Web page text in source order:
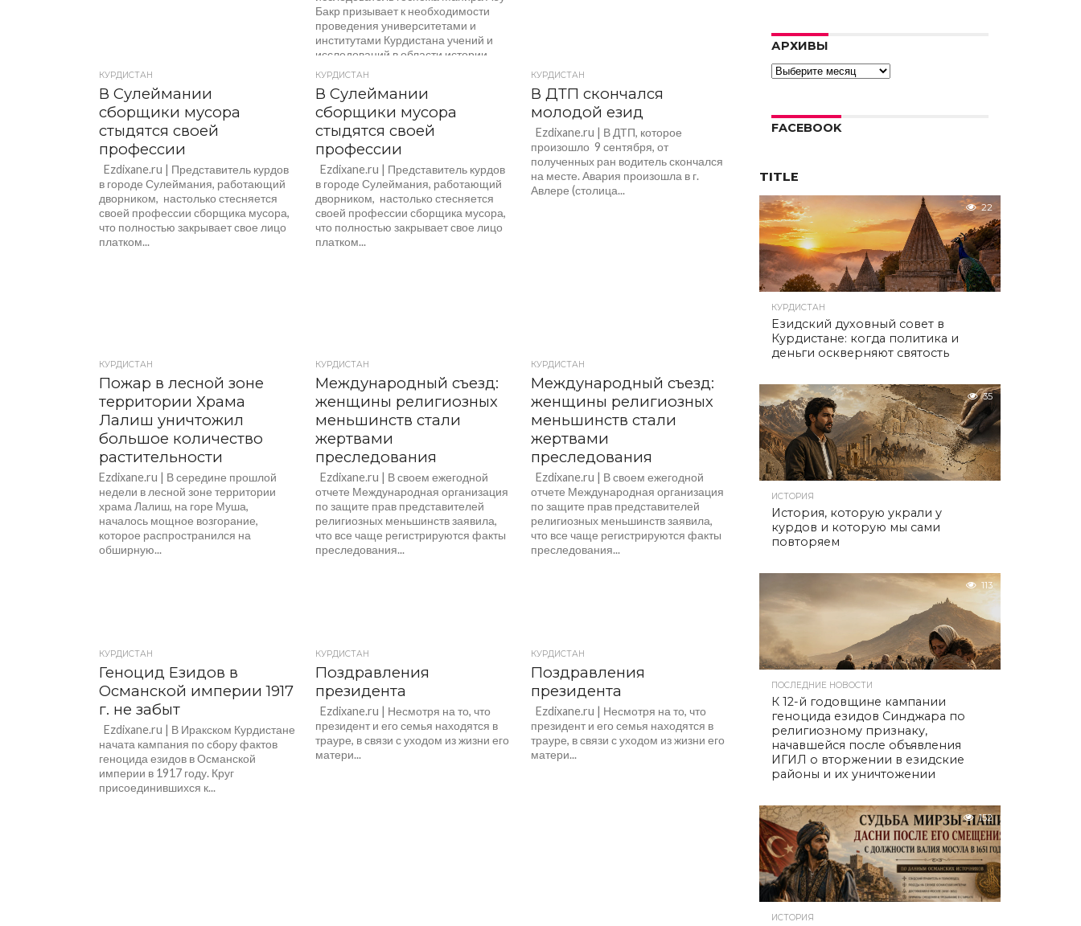
Бакр призывает к необходимости
проведения университетами и
институтами Курдистана учений и
исследований в области истории...
КУРДИСТАН
В Сулеймании
сборщики мусора
стыдятся своей
профессии
Ezdixane.ru | Представитель курдов
в городе Сулеймания, работающий
дворником, настолько стесняется
своей профессии сборщика мусора,
что полностью закрывает свое лицо
платком...
КУРДИСТАН
В Сулеймании
сборщики мусора
стыдятся своей
профессии
Ezdixane.ru | Представитель курдов
в городе Сулеймания, работающий
дворником, настолько стесняется
своей профессии сборщика мусора,
что полностью закрывает свое лицо
платком...
КУРДИСТАН
В ДТП скончался
молодой езид
Ezdixane.ru | В ДТП, которое
произошло 9 сентября, от
полученных ран водитель скончался
на месте. Авария произошла в г.
Авлере (столица...
КУРДИСТАН
Пожар в лесной зоне
территории Храма
Лалиш уничтожил
большое количество
растительности
Ezdixane.ru | В середине прошлой
недели в лесной зоне территории
храма Лалиш, на горе Муша,
началось мощное возгорание,
которое распространился на
обширную...
КУРДИСТАН
Международный съезд:
женщины религиозных
меньшинств стали
жертвами
преследования
Ezdixane.ru | В своем ежегодной
отчете Международная организация
по защите прав представителей
религиозных меньшинств заявила,
что все чаще регистрируются факты
преследования...
КУРДИСТАН
Международный съезд:
женщины религиозных
меньшинств стали
жертвами
преследования
Ezdixane.ru | В своем ежегодной
отчете Международная организация
по защите прав представителей
религиозных меньшинств заявила,
что все чаще регистрируются факты
преследования...
КУРДИСТАН
Геноцид Езидов в
Османской империи 1917
г. не забыт
Ezdixane.ru | В Иракском Курдистане
начата кампания по сбору фактов
геноцида езидов в Османской
империи в 1917 году. Круг
присоединившихся к...
КУРДИСТАН
Поздравления
президента
Ezdixane.ru | Несмотря на то, что
президент и его семья находятся в
трауре, в связи с уходом из жизни его
матери...
КУРДИСТАН
Поздравления
президента
Ezdixane.ru | Несмотря на то, что
президент и его семья находятся в
трауре, в связи с уходом из жизни его
матери...
АРХИВЫ
Архивы
FACEBOOK
TITLE
22
КУРДИСТАН
Езидский духовный совет в
Курдистане: когда политика и
деньги оскверняют святость
35
ИСТОРИЯ
История, которую украли у
курдов и которую мы сами
повторяем
113
ПОСЛЕДНИЕ НОВОСТИ
К 12-й годовщине кампании
геноцида езидов Синджара по
религиозному признаку,
начавшейся после объявления
ИГИЛ о вторжении в езидские
районы и их уничтожении
152
ИСТОРИЯ